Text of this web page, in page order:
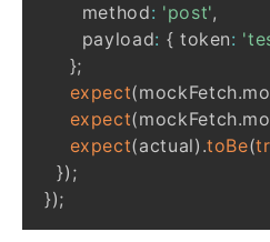
      method
: 'post',
      payload
: { token:
};
expect(mockFetch.
expect(mockFetch.
expect(actual) .toBe(
}) ;
});